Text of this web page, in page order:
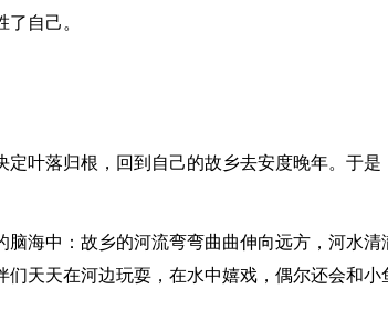
自己。
定叶落归根，回到自己的故乡去安度晚年。于是
海中：故乡的河流弯弯曲曲伸向远方，河水清
天天在河边玩耍，在水中嬉戏，偶尔还会和小